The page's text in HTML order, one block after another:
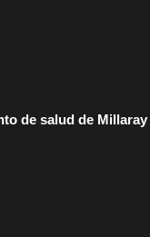
de salud de Millaray